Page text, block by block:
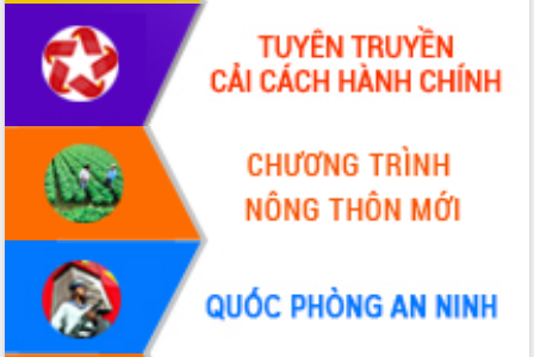
HĐND tỉnh thông qua điều chỉnh Quy
hoạch tỉnh thời kỳ 2021-2030
Hội thảo góp ý hồ sơ điều chỉnh quy
hoạch tỉnh Đắk Lắk thời kỳ 2021-2030,
tầm nhìn đến năm 2050
Nâng cao hiệu quả hoạt động của các
doanh nghiệp nhà nước
Hội nghị triển khai kết nối mạng
truyền số liệu chuyên dùng phục vụ cơ
quan Đảng, Nhà nước
Lễ phát động chuỗi hoạt động chung
tay làm sạch môi trường
Xã Ea Kar bước chuyển mình trong
công tác cải cách hành chính mô hình